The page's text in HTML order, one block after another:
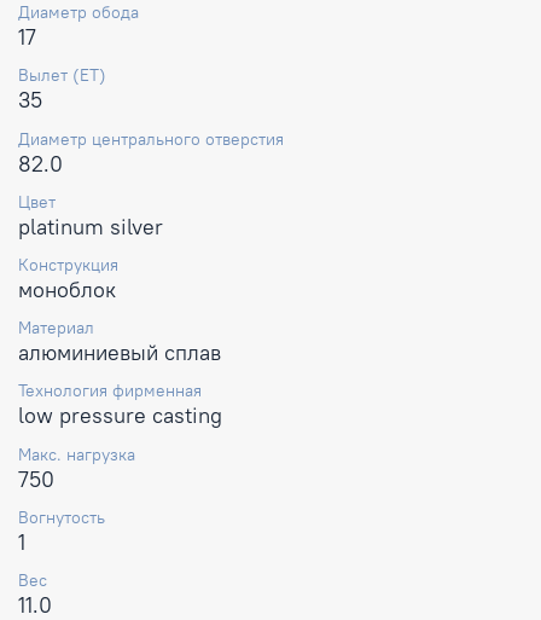
Диаметр обода
17
Вылет (ET)
35
Диаметр центрального отверстия
82.0
Цвет
platinum silver
Конструкция
моноблок
Материал
алюминиевый сплав
Технология фирменная
low pressure casting
Макс. нагрузка
750
Вогнутость
1
Вес
11.0